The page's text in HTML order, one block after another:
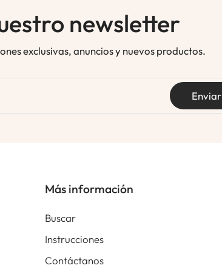
newsletter
exclusivas, anuncios y nuevos productos.
Enviar
Más información
Buscar
Instrucciones
Contáctanos